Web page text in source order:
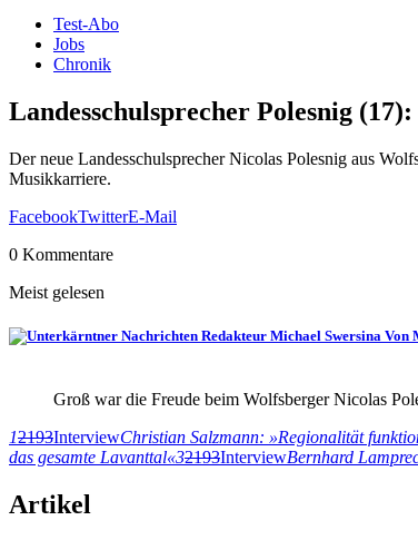
Test-Abo
Jobs
Chronik
Landesschulsprecher Polesnig
Der neue Landesschulsprecher Nicolas Polesnig aus
Musikkarriere.
FacebookTwitterE-Mail
0 Kommentare
Meist gelesen
Von
Groß war die Freude beim Wolfsberger Nicolas
12193InterviewChristian Salzmann: »Regionalität
das gesamte Lavanttal«32193InterviewBernhard
Artikel